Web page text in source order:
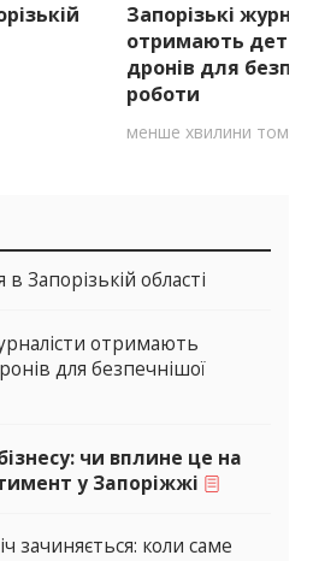
Запорізькі
отримають
дронів для
роботи
менше хвилини тому
Запорізькій області
отримають
для безпечнішої
бізнесу: чи вплине це на
у Запоріжжі
зачиняється: коли саме